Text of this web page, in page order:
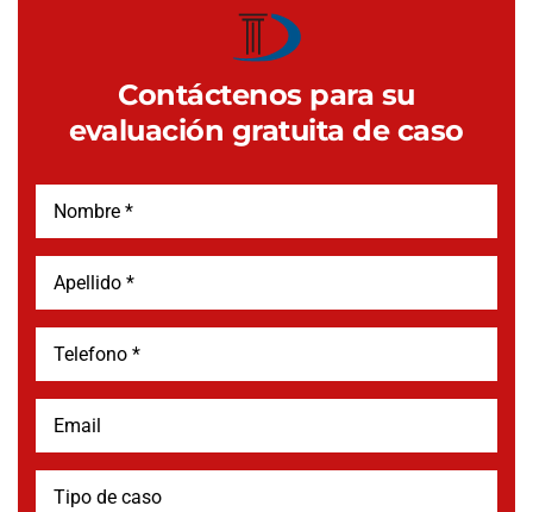
Contáctenos para su
evaluación gratuita de caso